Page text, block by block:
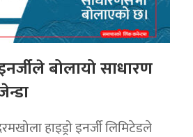
बोलायो साधारण
हाइड्रो इनर्जी लिमिटेडले